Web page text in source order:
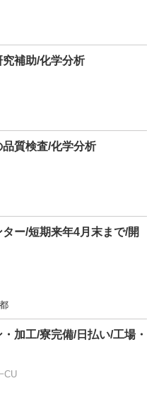
補助/化学分析
質検査/化学分析
ー/短期来年4月末まで/開
加工/寮完備/日払い/工場・
CU